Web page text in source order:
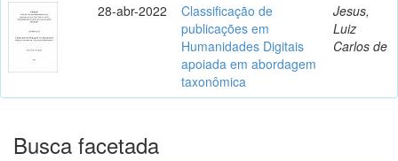
28-abr-2022
Classificação de
publicações em
Humanidades Digitais
apoiada em abordagem
taxonômica
Jesus,
Luiz
Carlos de
Busca facetada